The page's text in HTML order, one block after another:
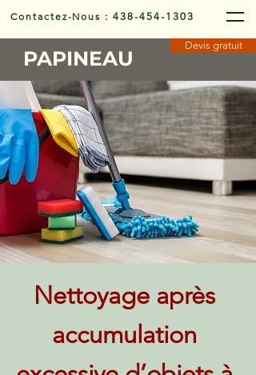
Contactez-Nous :438-454-1303
PAPINEAU
Devis gratuit
Nettoyage après
accumulation